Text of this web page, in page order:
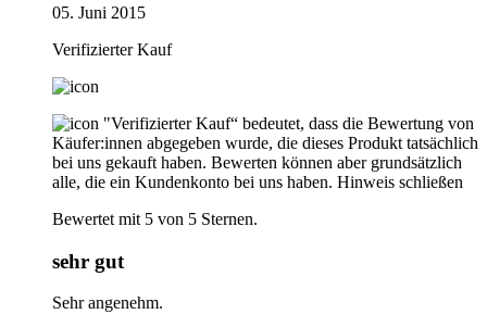
05. Juni 2015
Verifizierter Kauf
"Verifizierter Kauf“ bedeutet, dass die Bewertung von
Käufer:innen abgegeben wurde, die dieses Produkt tatsächlich
bei uns gekauft haben. Bewerten können aber grundsätzlich
alle, die ein Kundenkonto bei uns haben. Hinweis schließen
Bewertet mit 5 von 5 Sternen.
sehr gut
Sehr angenehm.